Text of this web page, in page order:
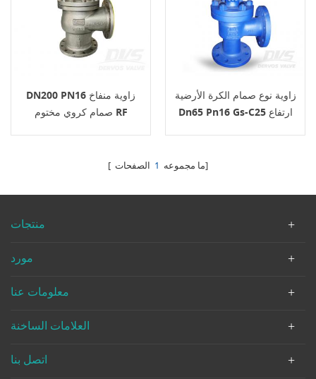
DN200 PN16 زاوية منفاخ
صمام كروي مختوم RF
زاوية نوع صمام الكرة الأرضية
Dn65 Pn16 Gs-C25 ارتفاع
[ ما مجموعه 1 الصفحات]
منتجات
مورد
معلومات عنا
العلامات الساخنة
اتصل بنا